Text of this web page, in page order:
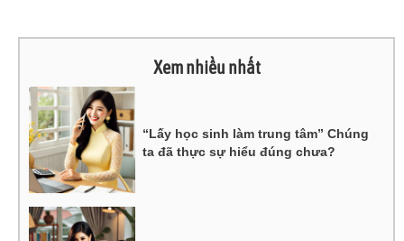
Xem nhiều nhất
“Lấy học sinh làm trung tâm” Chúng
ta đã thực sự hiểu đúng chưa?